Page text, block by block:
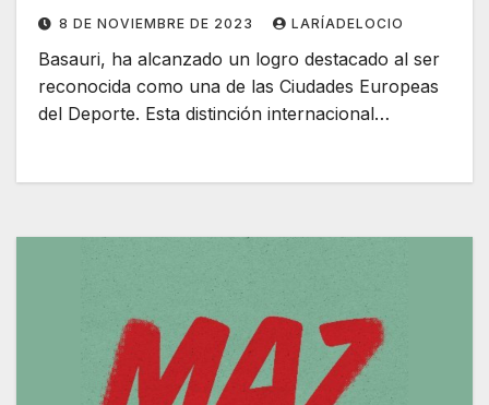
8 DE NOVIEMBRE DE 2023 LARÍADELOCIO
Basauri, ha alcanzado un logro destacado al ser
reconocida como una de las Ciudades Europeas
del Deporte. Esta distinción internacional…